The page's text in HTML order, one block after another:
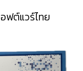
ฟต์แวร์ไทย